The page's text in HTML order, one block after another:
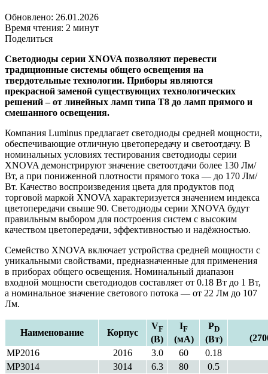
Обновлено: 26.01.2026
Время чтения: 2 минут
Поделиться
Светодиоды серии XNOVA позволяют перевести
традиционные системы общего освещения на
твердотельные технологии. Приборы являются
прекрасной заменой существующих технологических
решений – от линейных ламп типа T8 до ламп прямого и
смешанного освещения.
Компания Luminus предлагает светодиоды средней мощности,
обеспечивающие отличную цветопередачу и светоотдачу. В
номинальных условиях тестирования светодиоды серии
XNOVA демонстрируют значение светоотдачи более 130 Лм/
Вт, а при пониженной плотности прямого тока — до 170 Лм/
Вт. Качество воспроизведения цвета для продуктов под
торговой маркой XNOVA характеризуется значением индекса
цветопередачи свыше 90. Светодиоды серии XNOVA будут
правильным выбором для построения систем с высоким
качеством цветопередачи, эффективностью и надёжностью.
Семейство XNOVA включает устройства средней мощности с
уникальными свойствами, предназначенные для применения
в приборах общего освещения. Номинальный диапазон
входной мощности светодиодов составляет от 0.18 Вт до 1 Вт,
а номинальное значение светового потока — от 22 Лм до 107
Лм.
Наименование Корпус
VF
(В)
IF
(мА)
PD
(Вт)
MP2016
2016 3.0 60
0.18
MP3014
3014 6.3 80
0.5